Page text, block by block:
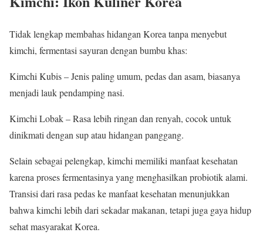
Tidak lengkap membahas hidangan Korea tanpa menyebut
kimchi, fermentasi sayuran dengan bumbu khas:
Kimchi Kubis – Jenis paling umum, pedas dan asam, biasanya
menjadi lauk pendamping nasi.
Kimchi Lobak – Rasa lebih ringan dan renyah, cocok untuk
dinikmati dengan sup atau hidangan panggang.
Selain sebagai pelengkap, kimchi memiliki manfaat kesehatan
karena proses fermentasinya yang menghasilkan probiotik alami.
Transisi dari rasa pedas ke manfaat kesehatan menunjukkan
bahwa kimchi lebih dari sekadar makanan, tetapi juga gaya hidup
sehat masyarakat Korea.